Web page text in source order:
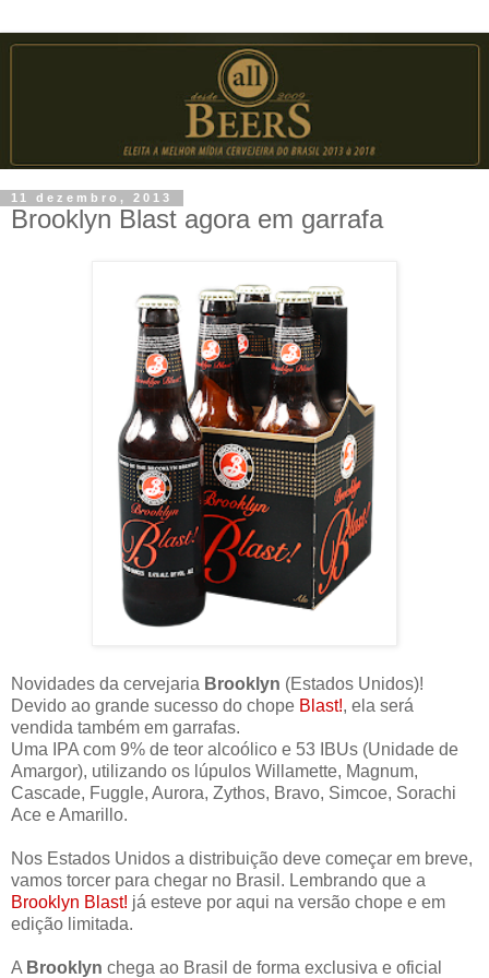
11 dezembro, 2013
Brooklyn Blast agora em garrafa
Novidades da cervejaria Brooklyn (Estados Unidos)!
Devido ao grande sucesso do chope Blast!, ela será
vendida também em garrafas.
Uma IPA com 9% de teor alcoólico e 53 IBUs (Unidade de
Amargor), utilizando os lúpulos Willamette, Magnum,
Cascade, Fuggle, Aurora, Zythos, Bravo, Simcoe, Sorachi
Ace e Amarillo.
Nos Estados Unidos a distribuição deve começar em breve,
vamos torcer para chegar no Brasil. Lembrando que a
Brooklyn Blast! já esteve por aqui na versão chope e em
edição limitada.
A Brooklyn chega ao Brasil de forma exclusiva e oficial